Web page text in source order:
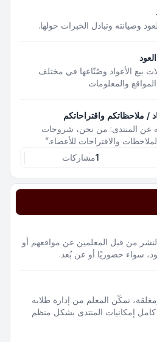
وصيانته وتبادل الخبرات حولها.
بيع الأعواد وصُنّاعها في مختلف
والمعلومات
/ ملاحظاتكم واقتراحاتكم
عن المنتدى: من نحن، شروحات
والاقتراحات للأعضاء.”
1مشاركات
من قبل المعلمين عن مواقعهم أو
سواء حضوريًا أو عن بُعد.
تمكّن المعلم من إدارة طلابه
إمكانيات المنتدى بشكل منظم